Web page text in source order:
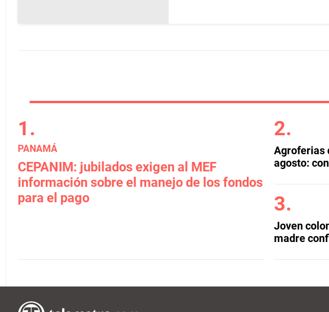
PANAMÁ
CEPANIM: jubilados exigen al MEF
información sobre el manejo de los fondos
para el pago
Agroferias
agosto:
Joven
madre